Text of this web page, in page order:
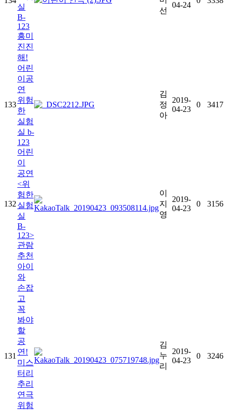
실
B-
123
흥미
진진
해!
선
04-24
133
어린
이공
연
위험
한
실험
실 b-
123
김
정
아
2019-
04-23
0 3417
132
어린
이
공연
<위
험한
실험
실
B-
123>
관람
추천
이
지
영
2019-
04-23
0 3156
131
아이
와
손잡
고
꼭
봐야
할
공
연!
미스
터리
추리
연극
위험
김
누
리
2019-
04-23
0 3246